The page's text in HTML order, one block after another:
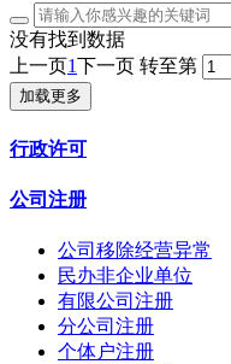
没有找到数据
上一页1下一页 转至第
加载更多
行政许可
公司注册
公司移除经营异常
民办非企业单位
有限公司注册
分公司注册
个体户注册